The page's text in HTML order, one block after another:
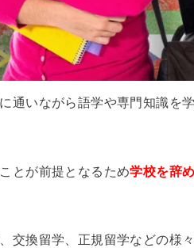
通いながら語学や専門知識を
とが前提となるため学校を辞
交換留学、正規留学などの様